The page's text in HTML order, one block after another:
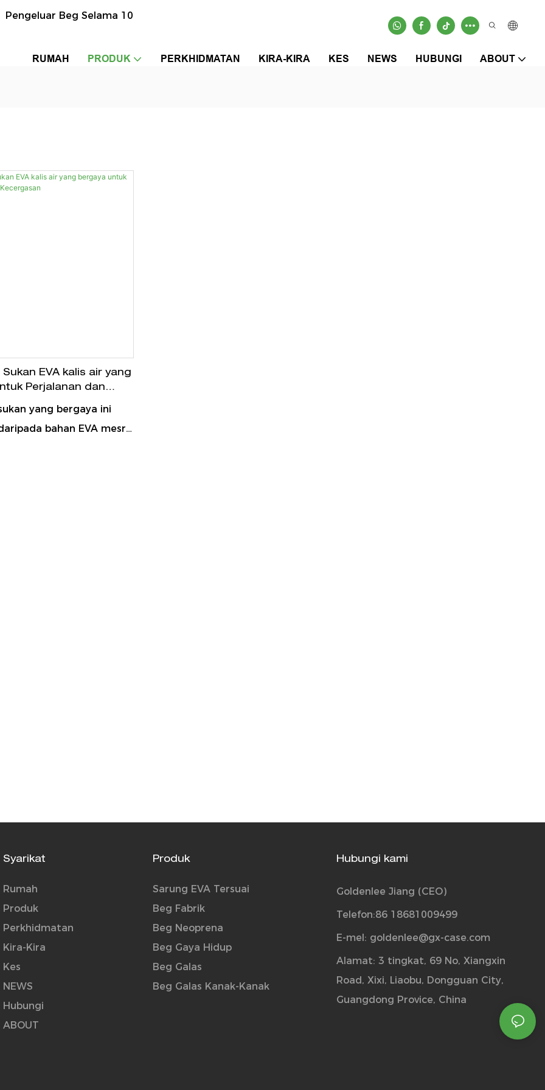
Pengeluar Beg Selama 10
RUMAH PRODUK PERKHIDMATAN KIRA-KIRA KES NEWS HUBUNGI ABOUT
EVA kalis air yang
Perjalanan dan
yang bergaya ini
bahan EVA mesra
Syarikat
Rumah
Produk
Perkhidmatan
Kira-Kira
Kes
NEWS
Hubungi
ABOUT
Produk
Sarung EVA Tersuai
Beg Fabrik
Beg Neoprena
Beg Gaya Hidup
Beg Galas
Beg Galas Kanak-Kanak
Hubungi kami
Goldenlee Jiang (CEO)
Telefon:86 18681009499
E-mel: goldenlee@gx-case.com
Alamat: 3 tingkat, 69 No, Xiangxin
Road, Xixi, Liaobu, Dongguan City,
Guangdong Provice, China